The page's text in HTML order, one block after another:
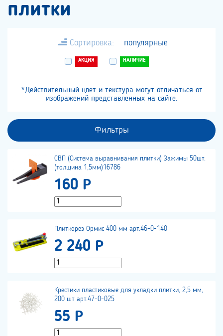
плитки
Сортировка: популярные
АКЦИЯ НАЛИЧИЕ
*Действительный цвет и текстура могут отличаться от
изображений представленных на сайте.
Фильтры
СВП (Система выравнивания плитки) Зажимы 50шт.
(толщина 1,5мм)16786
160 Р
Плиткорез Ормис 400 мм арт.46-0-140
2 240 Р
Крестики пластиковые для укладки плитки, 2,5 мм,
200 шт арт.47-0-025
55 Р